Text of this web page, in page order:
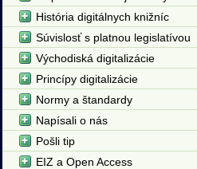
História digitálnych knižníc
Súvislosť s platnou legislatívou
Východiská digitalizácie
Princípy digitalizácie
Normy a štandardy
Napísali o nás
Pošli tip
EIZ a Open Access